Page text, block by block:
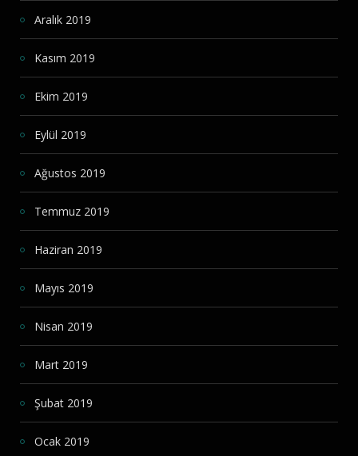
Aralık 2019
Kasım 2019
Ekim 2019
Eylül 2019
Ağustos 2019
Temmuz 2019
Haziran 2019
Mayıs 2019
Nisan 2019
Mart 2019
Şubat 2019
Ocak 2019